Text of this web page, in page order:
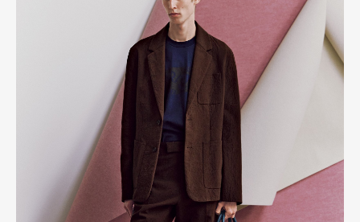
Art&DesignWatchFashion
Gourmet